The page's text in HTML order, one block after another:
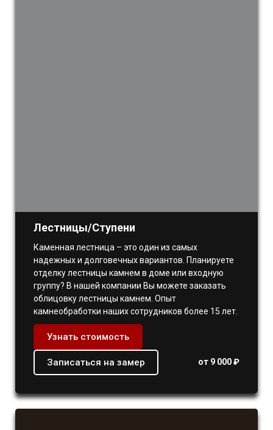
Лестницы/Ступени
Каменная лестница – это один из самых
надежных и долговечных вариантов. Планируете
отделку лестницы камнем в доме или входную
группу? В нашей компании Вы можете заказать
облицовку лестницы камнем. Опыт
камнеобработки наших сотрудников более 15 лет.
Узнать стоимость
Записаться на замер от 9 000 ₽